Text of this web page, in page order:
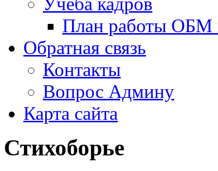
План работы ОБМ
Обратная связь
Контакты
Вопрос Админу
Карта сайта
Стихоборье